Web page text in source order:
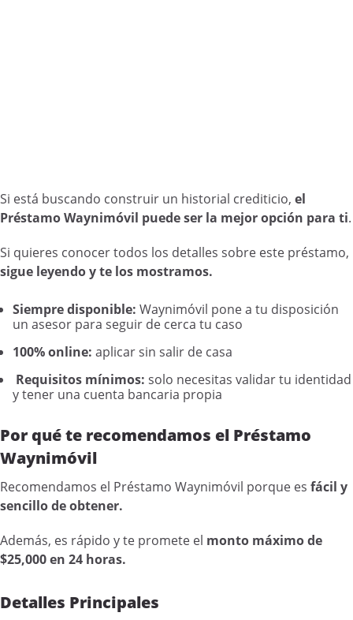
Si está buscando construir un historial crediticio, el
Préstamo Waynimóvil puede ser la mejor opción para ti.
Si quieres conocer todos los detalles sobre este préstamo,
sigue leyendo y te los mostramos.
Siempre disponible: Waynimóvil pone a tu disposición
un asesor para seguir de cerca tu caso
100% online: aplicar sin salir de casa
Requisitos mínimos: solo necesitas validar tu identidad
y tener una cuenta bancaria propia
Por qué te recomendamos el Préstamo
Waynimóvil
Recomendamos el Préstamo Waynimóvil porque es fácil y
sencillo de obtener.
Además, es rápido y te promete el monto máximo de
$25,000 en 24 horas.
Detalles Principales